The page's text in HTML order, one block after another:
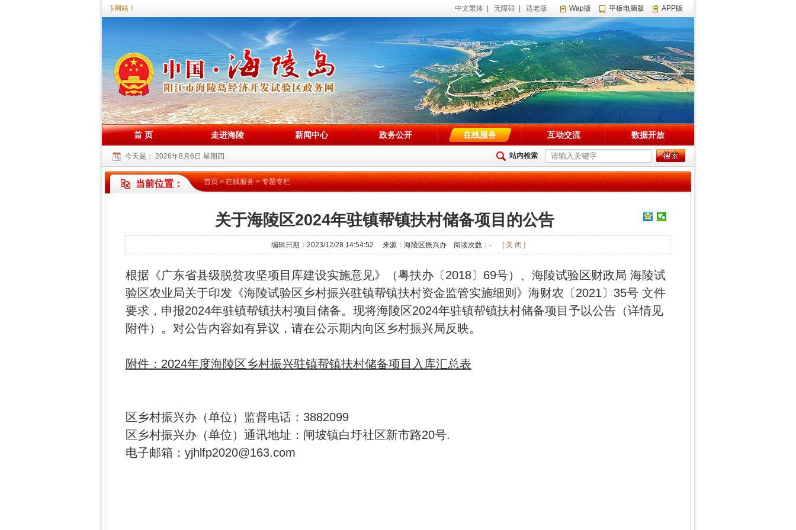
您好，欢迎访问海陵试验区政务网站！ 中文繁体 无障碍 适老版 Wap版 平板电脑版 APP版
首 页 走进海陵 新闻中心 政务公开 在线服务 互动交流 数据开放
今天是： 2026年8月6日 星期四 站内检索
当前位置： 首页>在线服务>专题专栏
关于海陵区2024年驻镇帮镇扶村储备项目的公告
编辑日期：2023/12/28 14:54:52 来源：海陵区振兴办 阅读次数： - [ 关 闭 ]
根据《广东省县级脱贫攻坚项目库建设实施意见》（粤扶办〔2018〕69号）、海陵试验区财政局 海陵试
验区农业局关于印发《海陵试验区乡村振兴驻镇帮镇扶村资金监管实施细则》海财农〔2021〕35号 文件
要求，申报2024年驻镇帮镇扶村项目储备。现将海陵区2024年驻镇帮镇扶村储备项目予以公告（详情见
附件）。对公告内容如有异议，请在公示期内向区乡村振兴局反映。
附件：2024年度海陵区乡村振兴驻镇帮镇扶村储备项目入库汇总表
区乡村振兴办（单位）监督电话：3882099
区乡村振兴办（单位）通讯地址：闸坡镇白圩社区新市路20号.
电子邮箱：yjhlfp2020@163.com